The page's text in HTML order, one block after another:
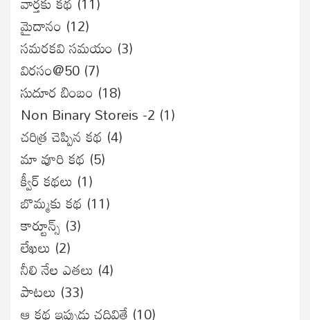
మైదానం (12)
సమరకవి సమయం (3)
విరసం@50 (7)
సుదూర బింబం (18)
Non Binary Storeis -2 (1)
చరిత్ర చెప్పిన కథ (4)
మా వూరి కథ (5)
క్వీర్ కథలు (1)
బొమ్మకు కథ (11)
కార్టూన్స్ (3)
లేఖలు (2)
నీలి నేల ఎతలు (4)
పాటలు (33)
ఆ కథ ఇప్పుడు చదివితే (10)